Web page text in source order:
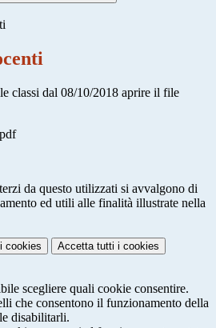
classi dal 08/10/2018 aprire il file
da questo utilizzati si avvalgono di
ed utili alle finalità illustrate nella
i cookies Accetta tutti i cookies
scegliere quali cookie consentire.
che consentono il funzionamento della
disabilitarli.